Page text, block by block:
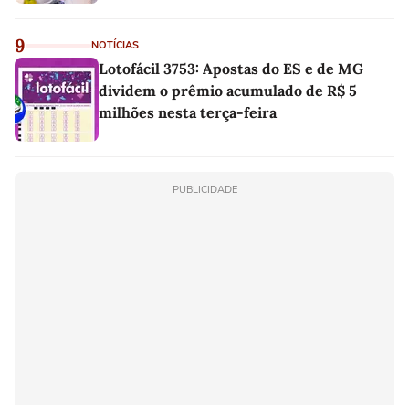
9 NOTÍCIAS
Lotofácil 3753: Apostas do ES e de MG
dividem o prêmio acumulado de R$ 5
milhões nesta terça-feira
PUBLICIDADE